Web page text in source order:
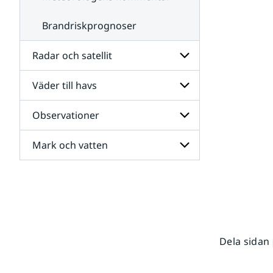
Brandriskprognoser
Radar och satellit
Undersidor
för
Radar
och
satellit
Väder till havs
Undersidor
för
Väder
till
havs
Observationer
Undersidor
för
Mark och vatten
Dela sidan